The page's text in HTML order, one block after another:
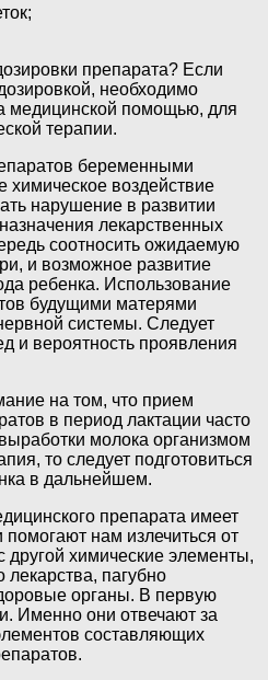
препарата? Если
необходимо
медицинской помощью, для
терапии.
беременными
химическое воздействие
нарушение в развитии
лекарственных
соотносить ожидаемую
и возможное развитие
ребенка. Использование
будущими матерями
системы. Следует
и вероятность проявления
на том, что прием
в период лактации часто
молока организмом
то следует подготовиться
в дальнейшем.
препарата имеет
нам излечиться от
химические элементы,
пагубно
органы. В первую
Именно они отвечают за
составляющих